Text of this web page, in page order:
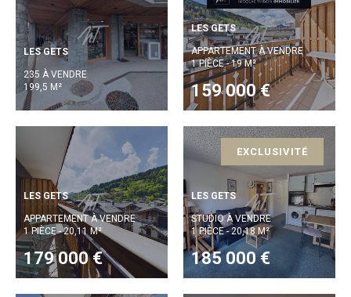
LES GETS
235 À VENDRE
199,5 M²
LES GETS
APPARTEMENT À VENDRE
1 PIÈCE - 19 M²
159 000 €
LES GETS
APPARTEMENT À VENDRE
1 PIÈCE - 20,11 M²
179 000 €
EXCLUSIVITÉ
LES GETS
STUDIO À VENDRE
1 PIÈCE - 20,18 M²
185 000 €